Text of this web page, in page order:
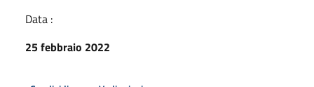
Data :
25 febbraio 2022